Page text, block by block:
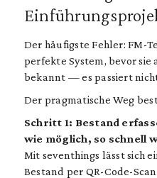
Der häufigste Fehler: FM-
perfekte System, bevor sie
bekannt — es passiert
Der pragmatische Weg
Schritt 1: Bestand
wie möglich, so schnell
Mit seventhings lässt sich
Bestand per QR-Code-